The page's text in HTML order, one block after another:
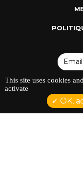
ADRESSE : 128
This site uses cookies
activate
OK,